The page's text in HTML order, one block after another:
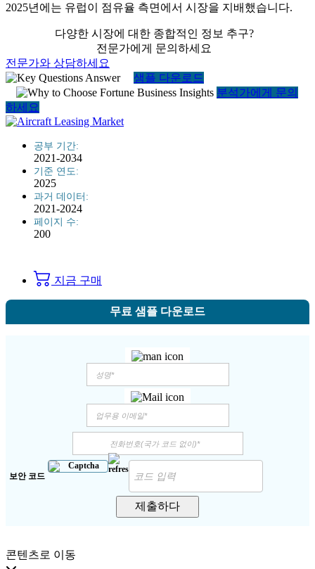
2025년에는 유럽이 점유율 측면에서 시장을 지배했습니다.
다양한 시장에 대한 종합적인 정보 추구?
전문가에게 문의하세요
전문가와 상담하세요
샘플 다운로드
분석가에게 문의
하세요
공부 기간:
2021-2034
기준 연도:
2025
과거 데이터:
2021-2024
페이지 수:
200
지금 구매
무료 샘플 다운로드
보안 코드
제출하다
콘텐츠로 이동